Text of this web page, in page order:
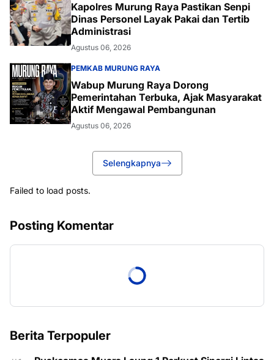
Kapolres Murung Raya Pastikan Senpi
Dinas Personel Layak Pakai dan Tertib
Administrasi
Agustus 06, 2026
PEMKAB MURUNG RAYA
Wabup Murung Raya Dorong
Pemerintahan Terbuka, Ajak Masyarakat
Aktif Mengawal Pembangunan
Agustus 06, 2026
Selengkapnya
Failed to load posts.
Posting Komentar
Berita Terpopuler